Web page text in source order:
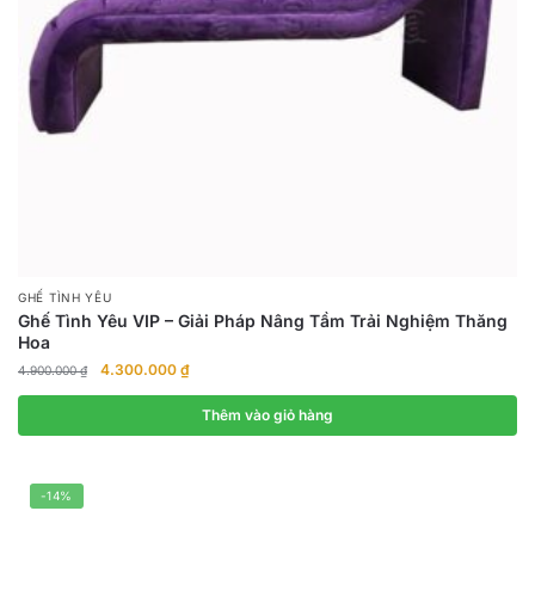
GHẾ TÌNH YÊU
Ghế Tình Yêu VIP – Giải Pháp Nâng Tầm Trải Nghiệm Thăng
Hoa
4.900.000₫
Giá
gốc
4.900.000 ₫.
4.300.000 ₫Giá
hiện
tại
là:
Thêm vào giỏ hàng
-14%